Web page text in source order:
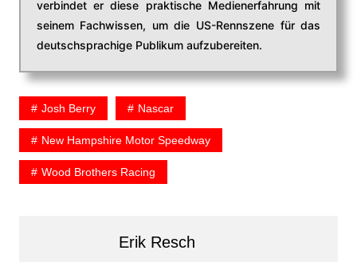
verbindet er diese praktische Medienerfahrung mit
seinem Fachwissen, um die US-Rennszene für das
deutschsprachige Publikum aufzubereiten.
Josh Berry Nascar
New Hampshire Motor Speedway
Wood Brothers Racing
Erik Resch